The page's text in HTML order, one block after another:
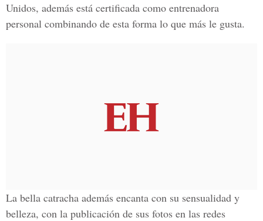
Unidos, además está certificada como entrenadora
personal combinando de esta forma lo que más le gusta.
La bella catracha además encanta con su sensualidad y
belleza, con la publicación de sus fotos en las redes